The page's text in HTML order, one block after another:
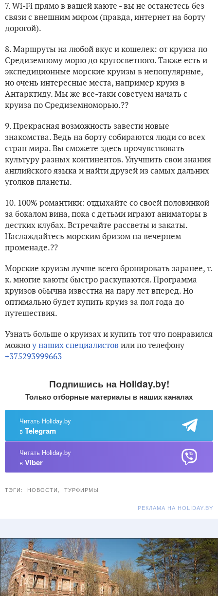
7. Wi-Fi прямо в вашей каюте - вы не останетесь без
связи с внешним миром (правда, интернет на борту
дорогой).
8. Маршруты на любой вкус и кошелек: от круиза по
Средиземному морю до кругосветного. Также есть и
экспедиционные морские круизы в непопулярные,
но очень интересные места, например круиз в
Антарктиду. Мы же все-таки советуем начать с
круиза по Средиземноморью.??
9. Прекрасная возможность завести новые
знакомства. Ведь на борту собираются люди со всех
стран мира. Вы сможете здесь прочувствовать
культуру разных континентов. Улучшить свои знания
английского языка и найти друзей из самых дальних
уголков планеты.
10. 100% романтики: отдыхайте со своей половинкой
за бокалом вина, пока с детьми играют аниматоры в
дестких клубах. Встречайте рассветы и закаты.
Наслаждайтесь морским бризом на вечернем
променаде.??
Морские круизы лучше всего бронировать заранее, т.
к. многие каюты быстро раскупаются. Программа
круизов обычна известна на пару лет вперед. Но
оптимально будет купить круиз за пол года до
путешествия.
Узнать больше о круизах и купить тот что понравился
можноу наших специалистовили по телефону
+375293999663
Подпишись на Holiday.by!
Только отборные материалы в наших каналах
Читать Holiday.by
в Telegram
Читать Holiday.by
в Viber
ТЭГИ: НОВОСТИ, ТУРФИРМЫ
РЕКЛАМА НА HOLIDAY.BY